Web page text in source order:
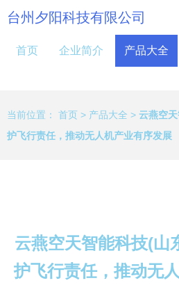
台州夕阳科技有限公司
首页 企业简介 产品大全
当前位置： 首页 > 产品大全 > 云燕空
护飞行责任，推动无人机产业有序发展
云燕空天智能科技(山
护飞行责任，推动无